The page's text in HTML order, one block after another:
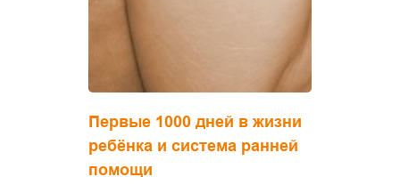
Первые 1000 дней в жизни
ребёнка и система ранней
помощи